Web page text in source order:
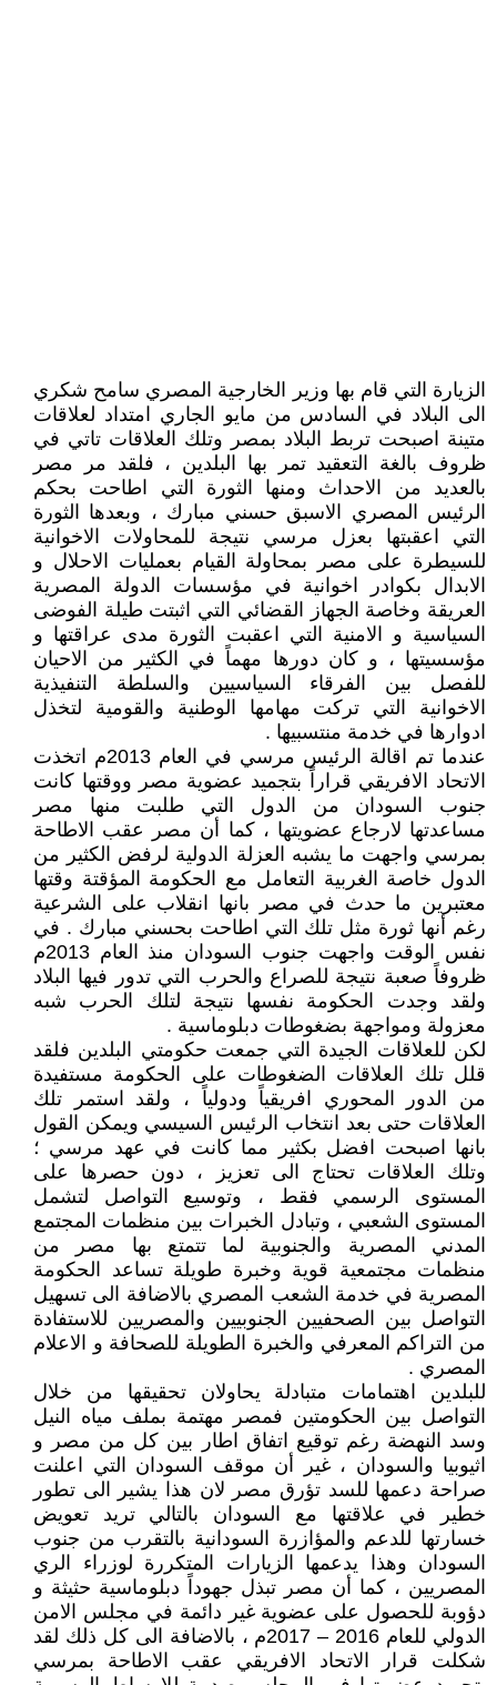
الزيارة التي قام بها وزير الخارجية المصري سامح شكري
الى البلاد في السادس من مايو الجاري امتداد لعلاقات
متينة اصبحت تربط البلاد بمصر وتلك العلاقات تاتي في
ظروف بالغة التعقيد تمر بها البلدين ، فلقد مر مصر
بالعديد من الاحداث ومنها الثورة التي اطاحت بحكم
الرئيس المصري الاسبق حسني مبارك ، وبعدها الثورة
التي اعقبتها بعزل مرسي نتيجة للمحاولات الاخوانية
للسيطرة على مصر بمحاولة القيام بعمليات الاحلال و
الابدال بكوادر اخوانية في مؤسسات الدولة المصرية
العريقة وخاصة الجهاز القضائي التي اثبتت طيلة الفوضى
السياسية و الامنية التي اعقبت الثورة مدى عراقتها و
مؤسسيتها ، و كان دورها مهماً في الكثير من الاحيان
للفصل بين الفرقاء السياسيين والسلطة التنفيذية
الاخوانية التي تركت مهامها الوطنية والقومية لتخذل
ادوارها في خدمة منتسبيها .
عندما تم اقالة الرئيس مرسي في العام 2013م اتخذت
الاتحاد الافريقي قراراً بتجميد عضوية مصر ووقتها كانت
جنوب السودان من الدول التي طلبت منها مصر
مساعدتها لارجاع عضويتها ، كما أن مصر عقب الاطاحة
بمرسي واجهت ما يشبه العزلة الدولية لرفض الكثير من
الدول خاصة الغربية التعامل مع الحكومة المؤقتة وقتها
معتبرين ما حدث في مصر بانها انقلاب على الشرعية
رغم أنها ثورة مثل تلك التي اطاحت بحسني مبارك . في
نفس الوقت واجهت جنوب السودان منذ العام 2013م
ظروفاً صعبة نتيجة للصراع والحرب التي تدور فيها البلاد
ولقد وجدت الحكومة نفسها نتيجة لتلك الحرب شبه
معزولة ومواجهة بضغوطات دبلوماسية .
لكن للعلاقات الجيدة التي جمعت حكومتي البلدين فلقد
قلل تلك العلاقات الضغوطات على الحكومة مستفيدة
من الدور المحوري افريقياً ودولياً ، ولقد استمر تلك
العلاقات حتى بعد انتخاب الرئيس السيسي ويمكن القول
بانها اصبحت افضل بكثير مما كانت في عهد مرسي ؛
وتلك العلاقات تحتاج الى تعزيز ، دون حصرها على
المستوى الرسمي فقط ، وتوسيع التواصل لتشمل
المستوى الشعبي ، وتبادل الخبرات بين منظمات المجتمع
المدني المصرية والجنوبية لما تتمتع بها مصر من
منظمات مجتمعية قوية وخبرة طويلة تساعد الحكومة
المصرية في خدمة الشعب المصري بالاضافة الى تسهيل
التواصل بين الصحفيين الجنوبيين والمصريين للاستفادة
من التراكم المعرفي والخبرة الطويلة للصحافة و الاعلام
المصري .
للبلدين اهتمامات متبادلة يحاولان تحقيقها من خلال
التواصل بين الحكومتين فمصر مهتمة بملف مياه النيل
وسد النهضة رغم توقيع اتفاق اطار بين كل من مصر و
اثيوبيا والسودان ، غير أن موقف السودان التي اعلنت
صراحة دعمها للسد تؤرق مصر لان هذا يشير الى تطور
خطير في علاقتها مع السودان بالتالي تريد تعويض
خسارتها للدعم والمؤازرة السودانية بالتقرب من جنوب
السودان وهذا يدعمها الزيارات المتكررة لوزراء الري
المصريين ، كما أن مصر تبذل جهوداً دبلوماسية حثيثة و
دؤوبة للحصول على عضوية غير دائمة في مجلس الامن
الدولي للعام 2016 – 2017م ، بالاضافة الى كل ذلك لقد
شكلت قرار الاتحاد الافريقي عقب الاطاحة بمرسي